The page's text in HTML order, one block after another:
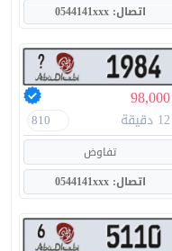
اتصال: 0544141xxx
810
تفاوض
اتصال: 0544141xxx